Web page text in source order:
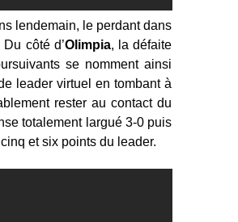
lendemain, le perdant dans
côté d’Olimpia, la défaite
se nomment ainsi
leader virtuel en tombant à
rester au contact du
totalement largué 3-0 puis
et six points du leader.